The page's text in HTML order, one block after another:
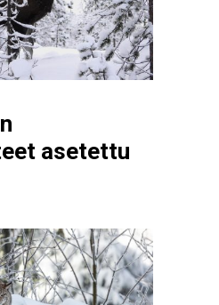
asetettu